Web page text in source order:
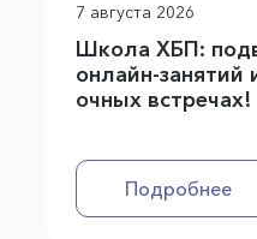
7 августа 2026
Школа ХБП:
онлайн-занятий
очных встречах!
Подробнее